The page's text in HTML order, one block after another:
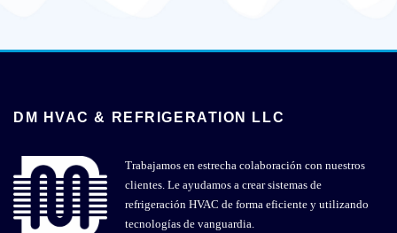
DM HVAC & REFRIGERATION LLC
Trabajamos en estrecha colaboración con nuestros
clientes. Le ayudamos a crear sistemas de
refrigeración HVAC de forma eficiente y utilizando
tecnologías de vanguardia.